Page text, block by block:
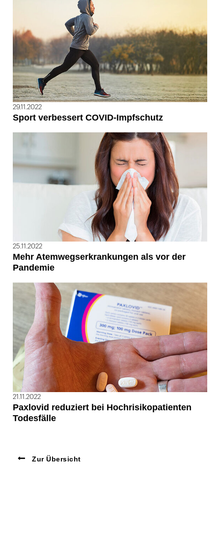
29.11.2022
Sport verbessert COVID-Impfschutz
25.11.2022
Mehr Atemwegserkrankungen als vor der
Pandemie
21.11.2022
Paxlovid reduziert bei Hochrisikopatienten
Todesfälle
Zur Übersicht